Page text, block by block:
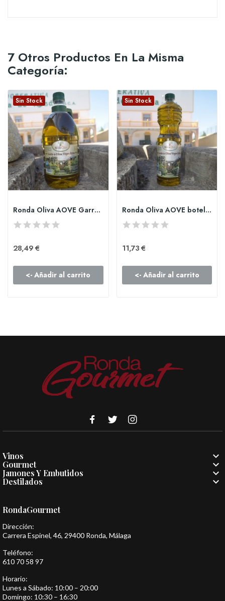
7 Otros Productos En La Misma
Categoría:
Sin Stock
Ronda Oliva AOVE Garrafa PET de 2l
28,49 €
<- Añadir al carrito
Sin Stock
Ronda Oliva AOVE botella PET de 1l
11,73 €
<- Añadir al carrito
Vinos 
Gourmet 
Jamones Y Embutidos 
Destilados 
RondaGourmet
Dirección:
Carrera Espinel, 46, 29400 Ronda, Málaga
Teléfono:
610 70 58 97
Horario:
Lunes a Sábado: 10:00 – 20:00
Domingo: 10:30 – 16:30